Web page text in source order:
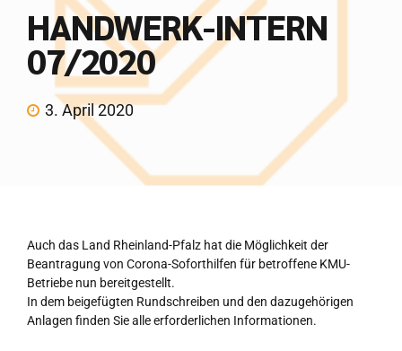
HANDWERK-INTERN
07/2020
3. April 2020
Auch das Land Rheinland-Pfalz hat die Möglichkeit der
Beantragung von Corona-Soforthilfen für betroffene KMU-
Betriebe nun bereitgestellt.
In dem beigefügten Rundschreiben und den dazugehörigen
Anlagen finden Sie alle erforderlichen Informationen.